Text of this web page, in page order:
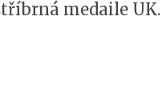
medaile UK.